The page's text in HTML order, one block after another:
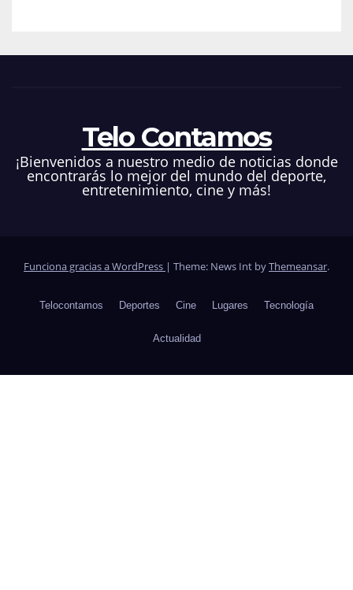
Telo Contamos
¡Bienvenidos a nuestro medio de noticias donde
encontrarás lo mejor del mundo del deporte,
entretenimiento, cine y más!
Funciona gracias a WordPress | Theme: News Int byThemeansar.
Telocontamos Deportes Cine Lugares Tecnología
Actualidad